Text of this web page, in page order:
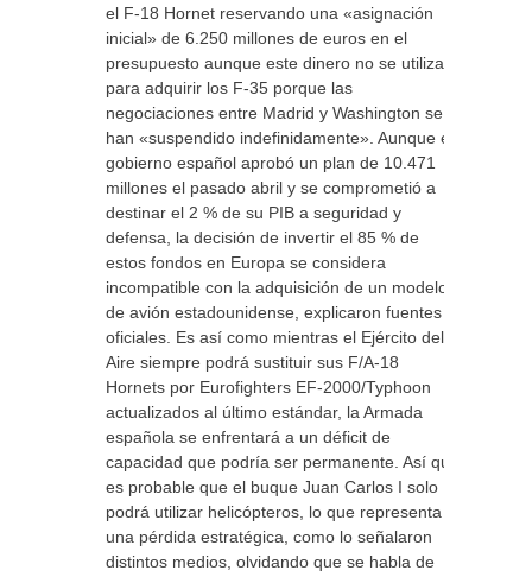
el F-18 Hornet reservando una «asignación
inicial» de 6.250 millones de euros en el
presupuesto aunque este dinero no se utilizará
para adquirir los F-35 porque las
negociaciones entre Madrid y Washington se
han «suspendido indefinidamente». Aunque el
gobierno español aprobó un plan de 10.471
millones el pasado abril y se comprometió a
destinar el 2 % de su PIB a seguridad y
defensa, la decisión de invertir el 85 % de
estos fondos en Europa se considera
incompatible con la adquisición de un modelo
de avión estadounidense, explicaron fuentes
oficiales. Es así como mientras el Ejército del
Aire siempre podrá sustituir sus F/A-18
Hornets por Eurofighters EF-2000/Typhoon
actualizados al último estándar, la Armada
española se enfrentará a un déficit de
capacidad que podría ser permanente. Así que
es probable que el buque Juan Carlos I solo
podrá utilizar helicópteros, lo que representa
una pérdida estratégica, como lo señalaron
distintos medios, olvidando que se habla de